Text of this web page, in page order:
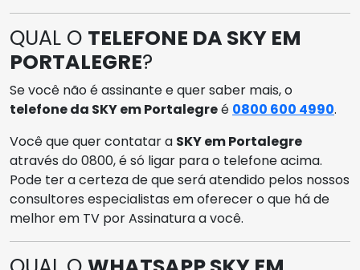
QUAL O TELEFONE DA SKY EM
PORTALEGRE?
Se você não é assinante e quer saber mais, o
telefone da SKY em Portalegreé 0800 600 4990.
Você que quer contatar a SKY em Portalegre
através do 0800, é só ligar para o telefone acima.
Pode ter a certeza de que será atendido pelos nossos
consultores especialistas em oferecer o que há de
melhor em TV por Assinatura a você.